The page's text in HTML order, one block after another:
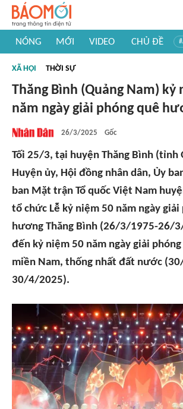
NÓNG MỚI VIDEO CHỦ ĐỀ
#Khám phá thế giới
XÃ HỘI THỜI SỰ
Thăng Bình (Quảng Nam) kỷ
năm ngày giải phóng quê
26/3/2025 Gốc
Tối 25/3, tại huyện Thăng Bình (tỉnh
Huyện ủy, Hội đồng nhân dân, Ủy
ban Mặt trận Tổ quốc Việt Nam
tổ chức Lễ kỷ niệm 50 năm ngày giải
hương Thăng Bình (26/3/1975-26/
đến kỷ niệm 50 năm ngày giải
miền Nam, thống nhất đất nước
30/4/2025).